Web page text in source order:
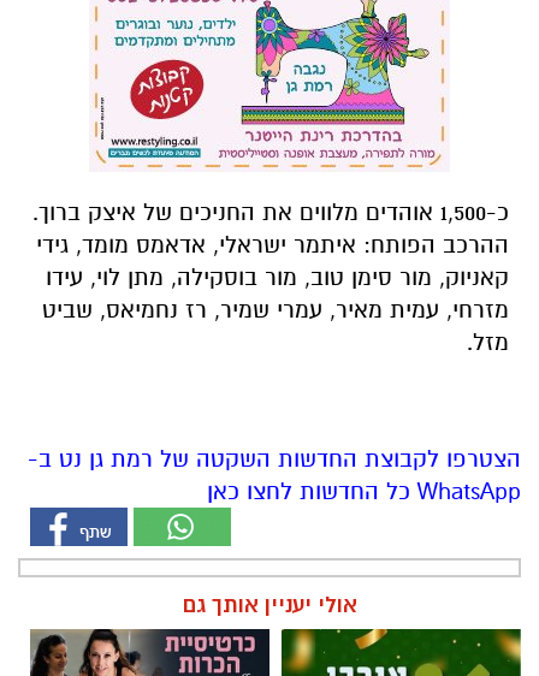
כ-1,500 אוהדים מלווים את החניכים של איצק ברוך.
ההרכב הפותח: איתמר ישראלי, אדאמס מומד, גידי
קאניוק, מור סימן טוב, מור בוסקילה, מתן לוי, עידו
מזרחי, עמית מאיר, עמרי שמיר, רז נחמיאס, שביט
מזל.
הצטרפו לקבוצת החדשות השקטה של רמת גן נט ב-
WhatsApp כל החדשות לחצו כאן
אולי יעניין אותך גם